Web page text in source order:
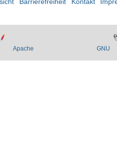
Barrierefreiheit Kontakt
Apache GNU